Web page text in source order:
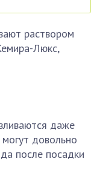
раствором
Люкс,
даже
довольно
после посадки